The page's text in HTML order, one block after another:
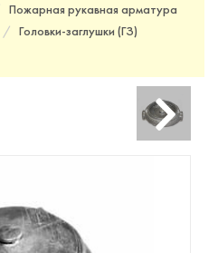
Пожарная рукавная арматура
Головки-заглушки (ГЗ)